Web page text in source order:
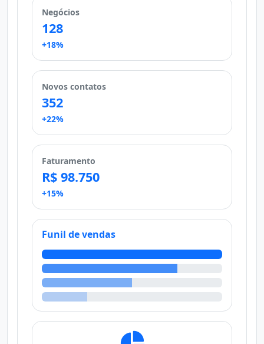
Negócios
128
+18%
Novos contatos
352
+22%
Faturamento
R$ 98.750
+15%
Funil de vendas